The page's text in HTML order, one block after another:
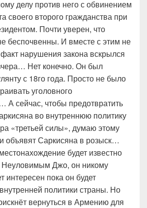
делу против него с обвинением
своего второго гражданства при
Почти уверен, что
беспочвенны. И вместе с этим не
нарушения закона вскрылся
Нет конечно. Он был
с 18го года. Просто не было
уголовного
А сейчас, чтобы предотвратить
во внутреннюю политику
«третьей силы», думаю этому
объявят Саркисяна в розыск…
будет известно
Неуловимым Джо, он никому
интересен пока он будет
политики страны. Но
вернуться в Армению для